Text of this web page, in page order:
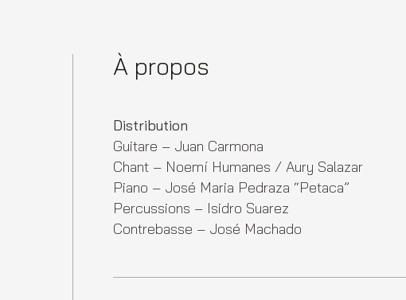
À propos
Distribution
Guitare – Juan Carmona
Chant – Noemí Humanes / Aury Salazar
Piano – José Maria Pedraza “Petaca”
Percussions – Isidro Suarez
Contrebasse – José Machado